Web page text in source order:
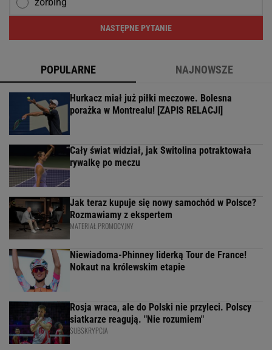
NASTĘPNE PYTANIE
POPULARNE NAJNOWSZE
Hurkacz miał już piłki meczowe. Bolesna
porażka w Montrealu! [ZAPIS RELACJI]
Cały świat widział, jak Switolina potraktowała
rywalkę po meczu
Jak teraz kupuje się nowy samochód w Polsce?
Rozmawiamy z ekspertem
MATERIAŁ PROMOCYJNY
Niewiadoma-Phinney liderką Tour de France!
Nokaut na królewskim etapie
Rosja wraca, ale do Polski nie przyleci. Polscy
siatkarze reagują. "Nie rozumiem"
SUBSKRYPCJA